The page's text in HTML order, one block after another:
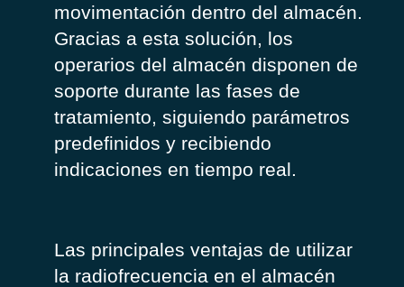
movimentación dentro del almacén.
Gracias a esta solución, los
operarios del almacén disponen de
soporte durante las fases de
tratamiento, siguiendo parámetros
predefinidos y recibiendo
indicaciones en tiempo real.
Las principales ventajas de utilizar
la radiofrecuencia en el almacén